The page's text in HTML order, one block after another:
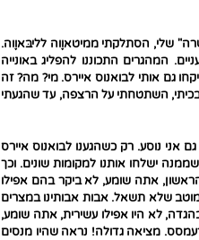
שלי, הסתלקתי ממיטאוֶוה לליבּאוֶוה.
המהגרים התכוננו להפליג באונייה
גם אותי לבואנוס איירס. מי? מה? זה
בכיתי, השתטחתי על הרצפה, עד שהגעתי
אני נוסע. רק כשהגענו לבואנוס איירס
ישלחו אותנו למקומות שונים. וכך
אתה שומע, לא ביקר בהם אפילו
שלא תשאל. אבות אבותינו במצרים
לא היו אפילו עשירית, אתה שומע,
מציאה גדולה! נראה שהיו מנסים